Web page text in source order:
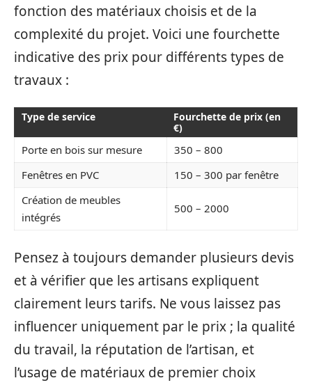
fonction des matériaux choisis et de la
complexité du projet. Voici une fourchette
indicative des prix pour différents types de
travaux :
Type de service
Fourchette de prix (en
€)
Porte en bois sur mesure
350 – 800
Fenêtres en PVC
150 – 300 par fenêtre
Création de meubles
intégrés
500 – 2000
Pensez à toujours demander plusieurs devis
et à vérifier que les artisans expliquent
clairement leurs tarifs. Ne vous laissez pas
influencer uniquement par le prix ; la qualité
du travail, la réputation de l’artisan, et
l’usage de matériaux de premier choix